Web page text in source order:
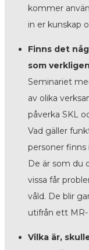
kommer
in er kunskap
Finns det
som
Seminariet
av olika
påverka SKL
Vad gäller
personer finns
De är som du
vissa får
våld. De blir
utifrån ett MR-
Vilka är,